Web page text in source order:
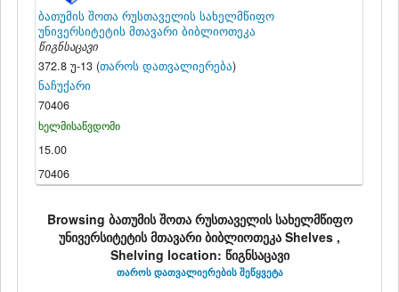
ბათუმის შოთა რუსთაველის სახელმწიფო
უნივერსიტეტის მთავარი ბიბლიოთეკა
წიგნსაცავი
372.8 უ-13 (თაროს დათვალიერება)
ნაჩუქარი
70406
ხელმისაწვდომი
15.00
70406
Browsing ბათუმის შოთა რუსთაველის სახელმწიფო
უნივერსიტეტის მთავარი ბიბლიოთეკა Shelves ,
Shelving location: წიგნსაცავი
თაროს დათვალიერების შეწყვეტა